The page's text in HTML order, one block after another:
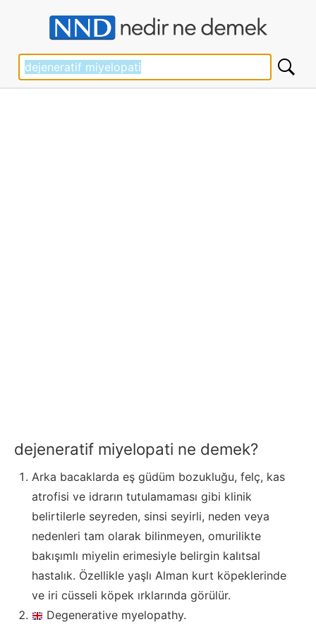
dejeneratif miyelopati ne demek?
Arka bacaklarda eş güdüm bozukluğu, felç, kas
atrofisi ve idrarın tutulamaması gibi klinik
belirtilerle seyreden, sinsi seyirli, neden veya
nedenleri tam olarak bilinmeyen, omurilikte
bakışımlı miyelin erimesiyle belirgin kalıtsal
hastalık. Özellikle yaşlı Alman kurt köpeklerinde
ve iri cüsseli köpek ırklarında görülür.
Degenerative myelopathy.